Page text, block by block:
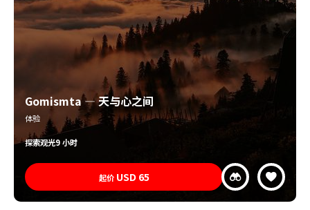
Gomismta — 天与心之间
体验
探索观光9 小时
起价 USD 65